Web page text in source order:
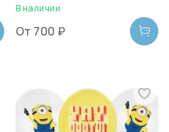
В наличии
От 700 ₽